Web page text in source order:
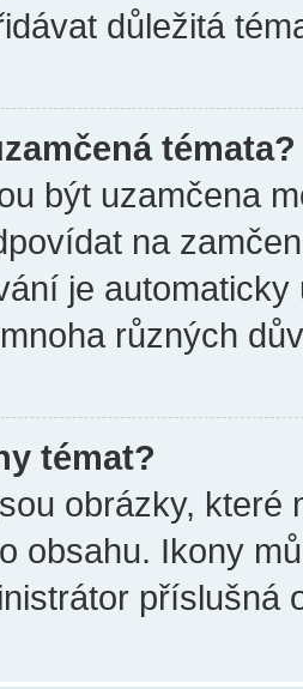
důležitá
témata?
být uzamčena
na
je
různých
témat?
obrázky,
obsahu. Ikony
příslušná